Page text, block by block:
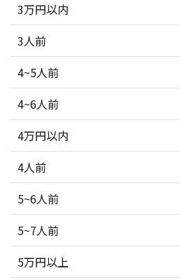
3万円以内
3人前
4~5人前
4~6人前
4万円以内
4人前
5~6人前
5~7人前
5万円以上